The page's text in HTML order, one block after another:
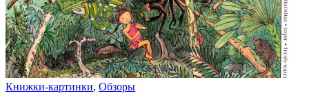
Книжки-картинки, Обзоры